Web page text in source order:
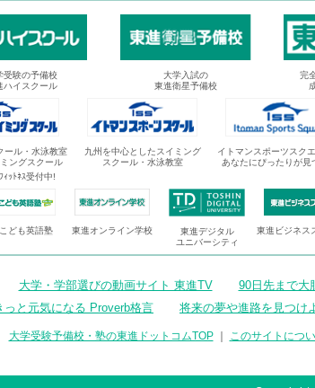
受験の予備校
ハイスクール
大学入試の
東進衛星予備校
完
ール・水泳教室
ングスクール
ｨｯﾄﾈｽ受付中!
九州を中心としたスイミング
スクール・水泳教室
イトマンスポーツスク
あなたにぴったりが見
ども英語塾 東進オンライン学校
東進デジタル
ユニバーシティ
東進ビジネス
大学・学部選びの動画サイト 東進TV 90日先まで大
っと元気になる Proverb格言
将来の夢や進路を見つけ
大学受験予備校・塾の東進ドットコムTOP｜ このサイトにつ